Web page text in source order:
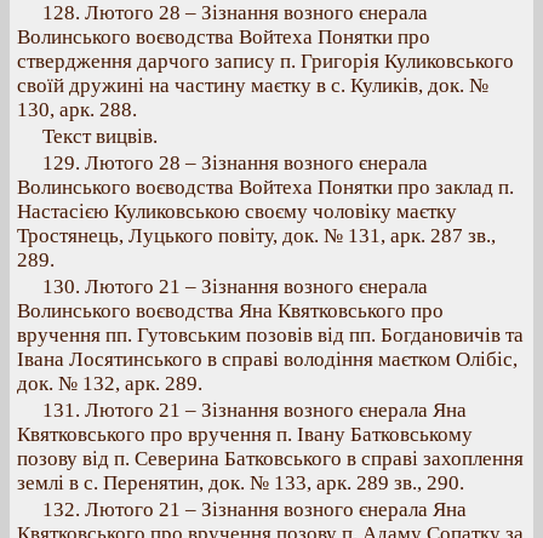
128. Лютого 28 – Зізнання возного єнерала
Волинського воєводства Войтеха Понятки про
ствердження дарчого запису п. Григорія Куликовського
своїй дружині на частину маєтку в с. Куликів, док. №
130, арк. 288.
Текст вицвів.
129. Лютого 28 – Зізнання возного єнерала
Волинського воєводства Войтеха Понятки про заклад п.
Настасією Куликовською своєму чоловіку маєтку
Тростянець, Луцького повіту, док. № 131, арк. 287 зв.,
289.
130. Лютого 21 – Зізнання возного єнерала
Волинського воєводства Яна Квятковського про
вручення пп. Гутовським позовів від пп. Богдановичів та
Івана Лосятинського в справі володіння маєтком Олібіс,
док. № 132, арк. 289.
131. Лютого 21 – Зізнання возного єнерала Яна
Квятковського про вручення п. Івану Батковському
позову від п. Северина Батковського в справі захоплення
землі в с. Перенятин, док. № 133, арк. 289 зв., 290.
132. Лютого 21 – Зізнання возного єнерала Яна